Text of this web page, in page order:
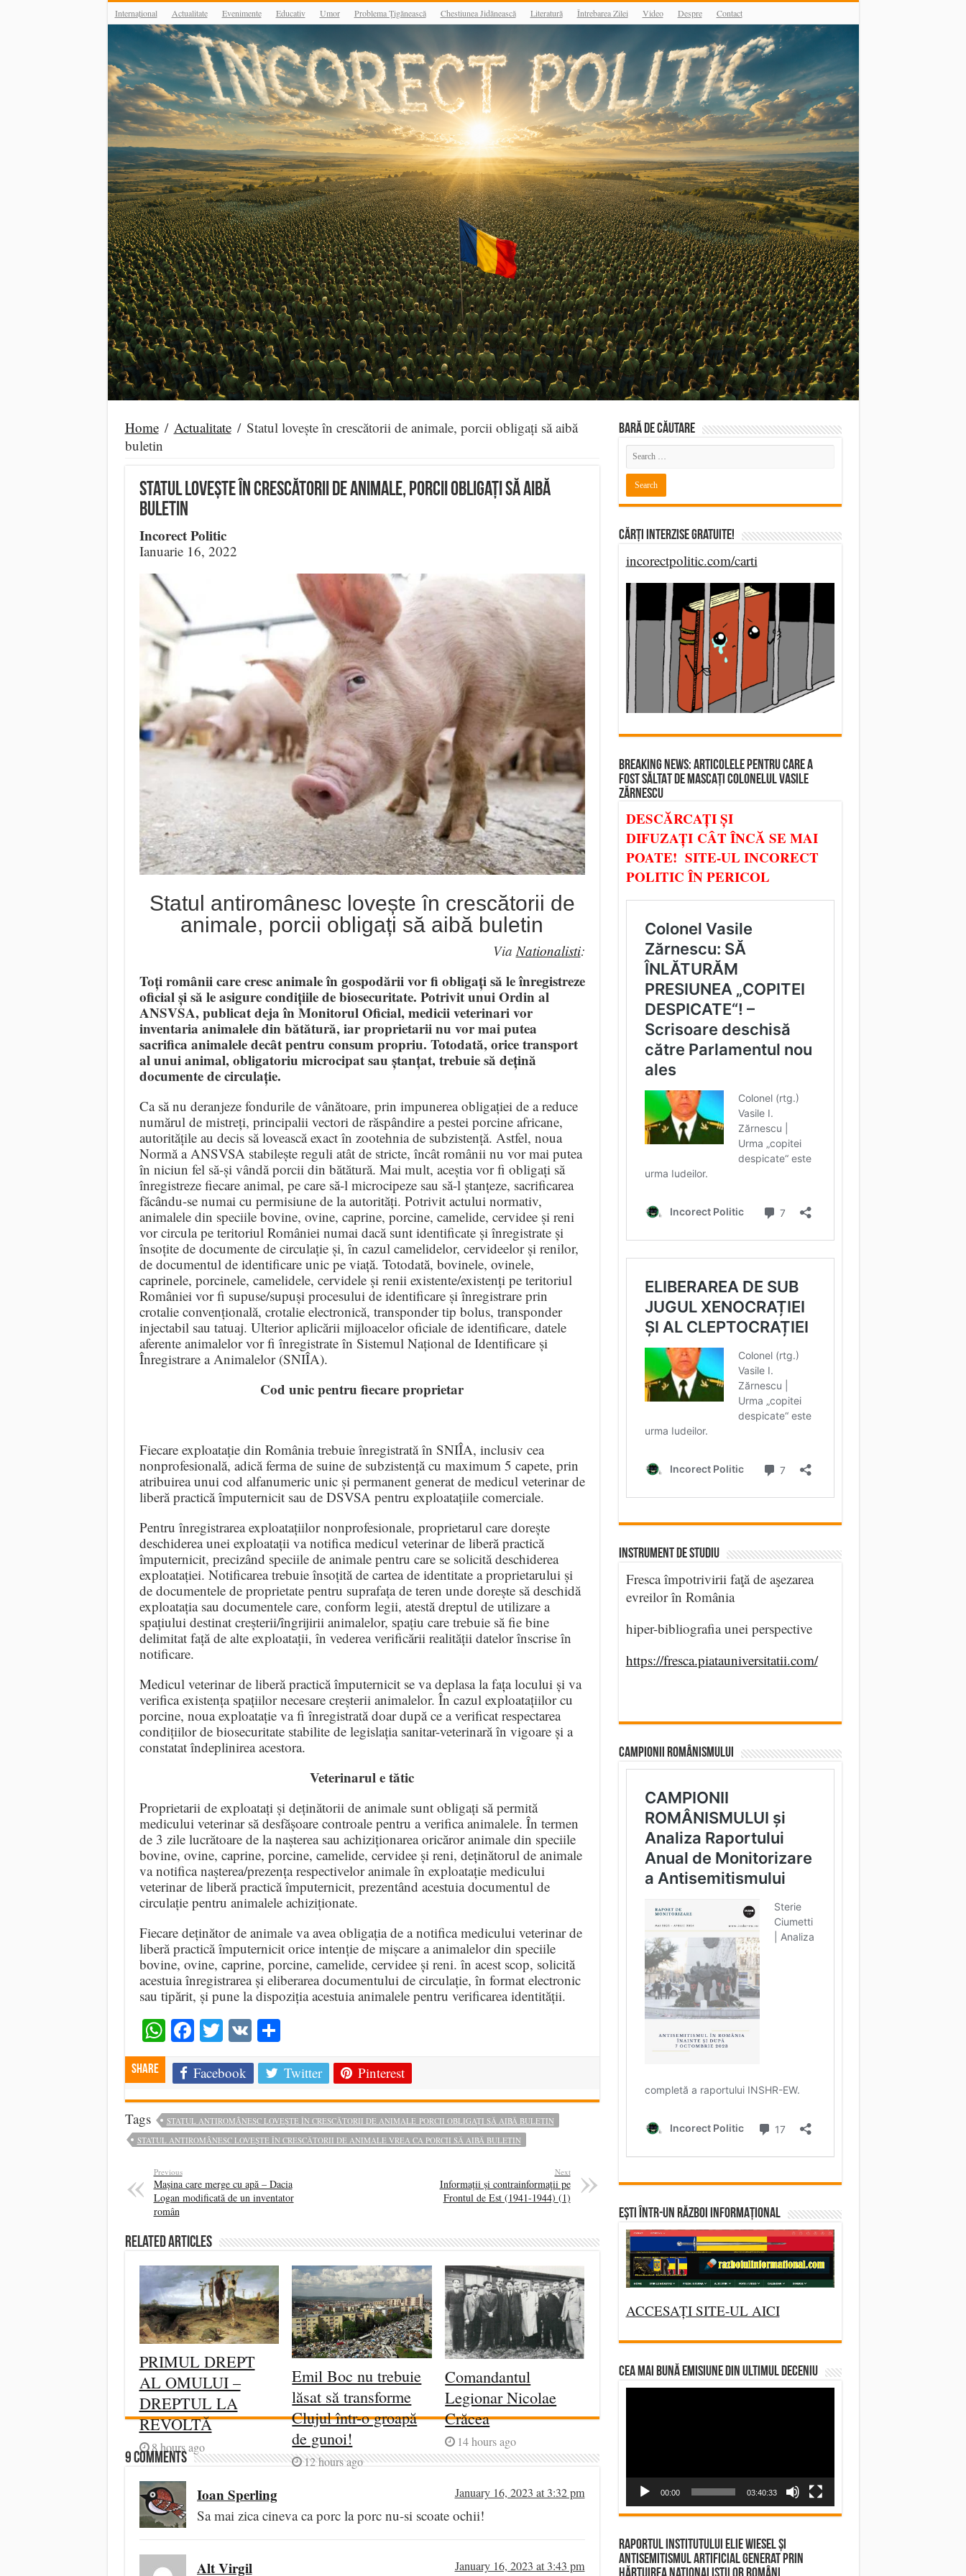
Internațional Actualitate Evenimente Educativ Umor Problema Țigănească Chestiunea Jidănească Literatură Întrebarea Zilei Video Despre Contact
Home / Actualitate / Statul lovește în crescătorii de animale, porcii obligați să aibă
buletin
Statul lovește în crescătorii de animale, porcii obligați să aibă
buletin
Incorect Politic
Ianuarie 16, 2022
Statul antiromânesc lovește în crescătorii de
animale, porcii obligați să aibă buletin
ViaNationalisti:
Toți românii care cresc animale în gospodării vor fi obligați să le înregistreze
oficial și să le asigure condițiile de biosecuritate. Potrivit unui Ordin al
ANSVSA, publicat deja în Monitorul Oficial, medicii veterinari vor
inventaria animalele din bătătură, iar proprietarii nu vor mai putea
sacrifica animalele decât pentru consum propriu. Totodată, orice transport
al unui animal, obligatoriu microcipat sau ștanțat, trebuie să dețină
documente de circulație.
Ca să nu deranjeze fondurile de vânătoare, prin impunerea obligației de a reduce
numărul de mistreți, principalii vectori de răspândire a pestei porcine africane,
autoritățile au decis să lovească exact în zootehnia de subzistență. Astfel, noua
Normă a ANSVSA stabilește reguli atât de stricte, încât românii nu vor mai putea
în niciun fel să-și vândă porcii din bătătură. Mai mult, aceștia vor fi obligați să
înregistreze fiecare animal, pe care să-l microcipeze sau să-l ștanțeze, sacrificarea
făcându-se numai cu permisiune de la autorități. Potrivit actului normativ,
animalele din speciile bovine, ovine, caprine, porcine, camelide, cervidee și reni
vor circula pe teritoriul României numai dacă sunt identificate și înregistrate și
însoțite de documente de circulație și, în cazul camelidelor, cervideelor și renilor,
de documentul de identificare unic pe viață. Totodată, bovinele, ovinele,
caprinele, porcinele, camelidele, cervidele și renii existente/existenți pe teritoriul
României vor fi supuse/supuși procesului de identificare și înregistrare prin
crotalie convențională, crotalie electronică, transponder tip bolus, transponder
injectabil sau tatuaj. Ulterior aplicării mijloacelor oficiale de identificare, datele
aferente animalelor vor fi înregistrate în Sistemul Național de Identificare și
Înregistrare a Animalelor (SNIÎA).
Cod unic pentru fiecare proprietar
Fiecare exploatație din România trebuie înregistrată în SNIÎA, inclusiv cea
nonprofesională, adică ferma de suine de subzistență cu maximum 5 capete, prin
atribuirea unui cod alfanumeric unic și permanent generat de medicul veterinar de
liberă practică împuternicit sau de DSVSA pentru exploatațiile comerciale.
Pentru înregistrarea exploatațiilor nonprofesionale, proprietarul care dorește
deschiderea unei exploatații va notifica medicul veterinar de liberă practică
împuternicit, precizând speciile de animale pentru care se solicită deschiderea
exploatației. Notificarea trebuie însoțită de cartea de identitate a proprietarului și
de documentele de proprietate pentru suprafața de teren unde dorește să deschidă
exploatația sau documentele care, conform legii, atestă dreptul de utilizare a
spațiului destinat creșterii/îngrijirii animalelor, spațiu care trebuie să fie bine
delimitat față de alte exploatații, în vederea verificării realității datelor înscrise în
notificare.
Medicul veterinar de liberă practică împuternicit se va deplasa la fața locului și va
verifica existența spațiilor necesare creșterii animalelor. În cazul exploatațiilor cu
porcine, noua exploatație va fi înregistrată doar după ce a verificat respectarea
condițiilor de biosecuritate stabilite de legislația sanitar-veterinară în vigoare și a
constatat îndeplinirea acestora.
Veterinarul e tătic
Proprietarii de exploatați și deținătorii de animale sunt obligați să permită
medicului veterinar să desfășoare controale pentru a verifica animalele. În termen
de 3 zile lucrătoare de la nașterea sau achiziționarea oricăror animale din speciile
bovine, ovine, caprine, porcine, camelide, cervidee și reni, deținătorul de animale
va notifica nașterea/prezența respectivelor animale în exploatație medicului
veterinar de liberă practică împuternicit, prezentând acestuia documentul de
circulație pentru animalele achiziționate.
Fiecare deținător de animale va avea obligația de a notifica medicului veterinar de
liberă practică împuternicit orice intenție de mișcare a animalelor din speciile
bovine, ovine, caprine, porcine, camelide, cervidee și reni. în acest scop, solicită
acestuia înregistrarea și eliberarea documentului de circulație, în format electronic
sau tipărit, și pune la dispoziția acestuia animalele pentru verificarea identității.
WhatsApp
Facebook
Twitter
VKShare
Share Facebook Twitter Pinterest
Tags
STATUL ANTIROMÂNESC LOVEȘTE ÎN CRESCĂTORII DE ANIMALE PORCII OBLIGAȚI SĂ AIBĂ BULETIN
STATUL ANTIROMÂNESC LOVEȘTE ÎN CRESCĂTORII DE ANIMALE VREA CA PORCII SĂ AIBĂ BULETIN
Previous
Mașina care merge cu apă – Dacia
Logan modificată de un inventator
român
Next
Informații și contrainformații pe
Frontul de Est (1941-1944) (1)
Related Articles
PRIMUL DREPT
AL OMULUI –
DREPTUL LA
REVOLTĂ
8 hours ago
Emil Boc nu trebuie
lăsat să transforme
Clujul într-o groapă
de gunoi!
12 hours ago
Comandantul
Legionar Nicolae
Crăcea
14 hours ago
9 comments
Ioan Sperling January 16, 2023 at 3:32 pm
Sa mai zica cineva ca porc la porc nu-si scoate ochii!
Alt Virgil January 16, 2023 at 3:43 pm
BARĂ DE CĂUTARE
Cărți Interzise Gratuite!
incorectpolitic.com/carti
BREAKING NEWS: ARTICOLELE PENTRU CARE A
FOST SĂLTAT DE MASCAȚI COLONELUL VASILE
ZĂRNESCU
DESCĂRCAȚI ȘI
DIFUZAȚI CÂT ÎNCĂ SE MAI
POATE! SITE-UL INCORECT
POLITIC ÎN PERICOL
INSTRUMENT DE STUDIU
Fresca împotrivirii faţă de aşezarea
evreilor în România
hiper-bibliografia unei perspective
https://fresca.piatauniversitatii.com/
CAMPIONII ROMÂNISMULUI
Ești într-un RĂZBOI INFORMAȚIONAL
ACCESAȚI SITE-UL AICI
CEA MAI BUNĂ EMISIUNE DIN ULTIMUL DECENIU
00:00 03:40:33
Raportul Institutului Elie Wiesel și
Antisemitismul Artificial Generat prin